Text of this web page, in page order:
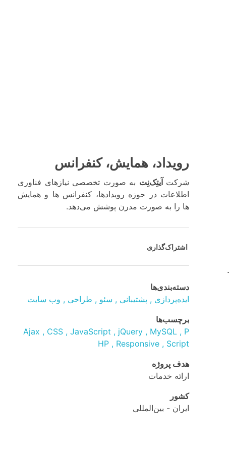
رویداد، همایش، کنفرانس
شرکتآیتِک‌نِت به صورت تخصصی نیازهای فناوری
اطلاعات در حوزه رویدادها، کنفرانس ها و همایش
ها را به صورت مدرن پوشش می‌دهد.
اشتراک‌گذاری
دسته‌بندی‌ها
ایده‌پردازی
پشتیبانی سئو طراحی
وب سایت
برچسب‌ها
Ajax
CSS JavaScript jQuery MySQL
P
HP
Responsive
Script
هدف پروژه
ارائه خدمات
کشور
ایران - بین‌المللی